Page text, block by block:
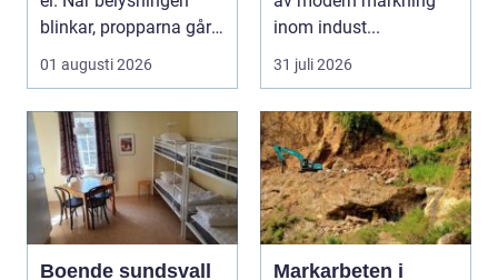
blinkar, propparna går
eller en ny laddbox...
01 augusti 2026
inom indust...
31 juli 2026
Boende sundsvall
Markarbeten i